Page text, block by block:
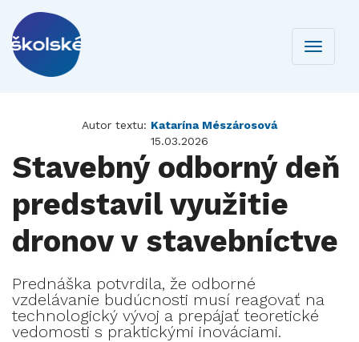
Toggle
Autor textu: Katarína Mészárosová
15.03.2026
Stavebný odborný deň
predstavil využitie
dronov v stavebníctve
Prednáška potvrdila, že odborné
vzdelávanie budúcnosti musí reagovať na
technologický vývoj a prepájať teoretické
vedomosti s praktickými inováciami.